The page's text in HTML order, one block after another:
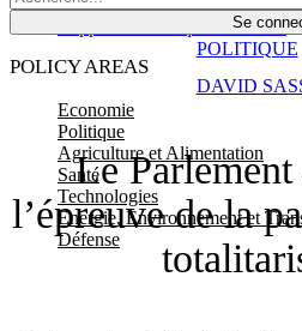
Se
POLICY AREAS
Economie
Politique
Agriculture et Alimentation
Santé
Technologies
Energie, Environnement et
Défense
Économie
Le
l’épreuve de la
DAVID
POLITIQUE